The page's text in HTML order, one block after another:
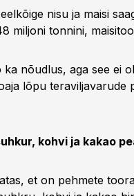
nisu ja maisi
miljoni tonnini,
ka nõudlus, aga see ei
lõpu
kohvi ja kakao
et on pehmete